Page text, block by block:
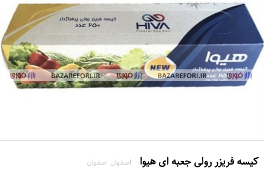
کیسه فریزر رولی جعبه ای هیوا اصفهان اصفهان